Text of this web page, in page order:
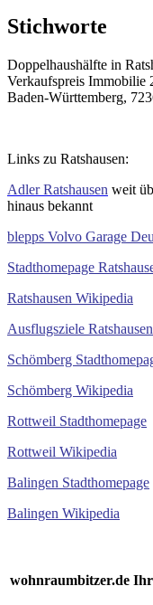
Stichworte
Doppelhaushälfte in
Verkaufspreis
Baden-Württemberg,
Links zu Ratshausen:
Adler Ratshausen weit
hinaus bekannt
blepps Volvo Garage
Stadthomepage
Ratshausen Wikipedia
Ausflugsziele Ratshausen
Schömberg
Schömberg Wikipedia
Rottweil Stadthomepage
Rottweil Wikipedia
Balingen Stadthomepage
Balingen Wikipedia
wohnraumbitzer.de